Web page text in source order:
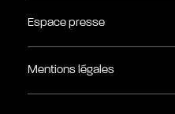
Espace presse
Mentions légales